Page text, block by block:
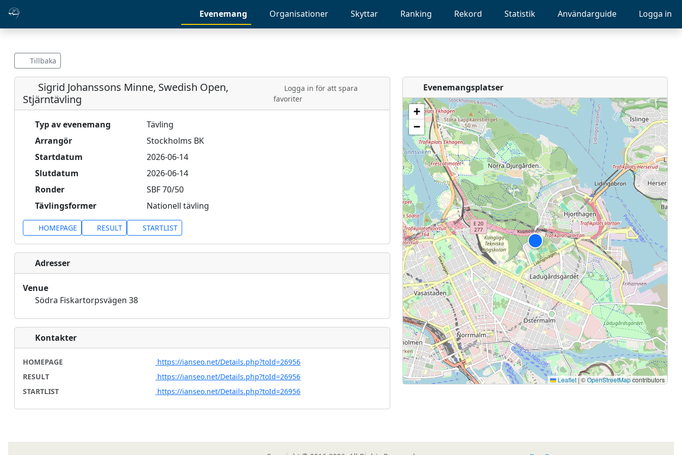
Evenemang Organisationer Skyttar Ranking Rekord Statistik Användarguide Logga in
Tillbaka
Sigrid Johanssons Minne, Swedish Open,
Stjärntävling
Logga in för att spara
favoriter
Typ av evenemang
Tävling
Arrangör
Stockholms BK
Startdatum
2026-06-14
Slutdatum
2026-06-14
Ronder
SBF 70/50
Tävlingsformer
Nationell tävling
HOMEPAGE RESULT STARTLIST
Adresser
Venue
Södra Fiskartorpsvägen 38
Kontakter
HOMEPAGE
https://ianseo.net/Details.php?toId=26956
RESULT
https://ianseo.net/Details.php?toId=26956
STARTLIST
https://ianseo.net/Details.php?toId=26956
Evenemangsplatser
+
−
Leaflet |©OpenStreetMapcontributors